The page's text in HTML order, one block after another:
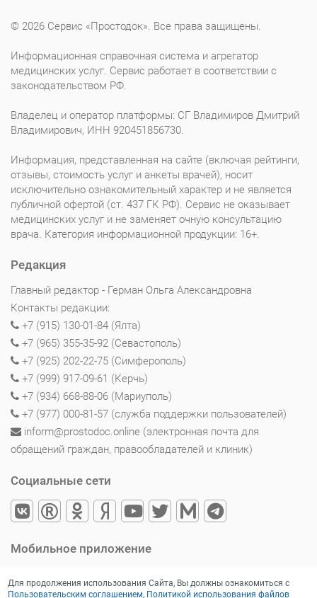
© 2026 Сервис «Простодок». Все права защищены.
Информационная справочная система и агрегатор
медицинских услуг. Сервис работает в соответствии с
законодательством РФ.
Владелец и оператор платформы: СГ Владимиров Дмитрий
Владимирович, ИНН 920451856730.
Информация, представленная на сайте (включая рейтинги,
отзывы, стоимость услуг и анкеты врачей), носит
исключительно ознакомительный характер и не является
публичной офертой (ст. 437 ГК РФ). Сервис не оказывает
медицинских услуг и не заменяет очную консультацию
врача. Категория информационной продукции: 16+.
Редакция
Главный редактор - Герман Ольга Александровна
Контакты редакции:
+7 (915) 130-01-84 (Ялта)
+7 (965) 355-35-92 (Севастополь)
+7 (925) 202-22-75 (Симферополь)
+7 (999) 917-09-61 (Керчь)
+7 (934) 668-88-06 (Мариуполь)
+7 (977) 000-81-57 (служба поддержки пользователей)
inform@prostodoc.online (электронная почта для
обращений граждан, правообладателей и клиник)
Социальные сети
Мобильное приложение
Для продолжения использования Сайта, Вы должны ознакомиться с
Пользовательским соглашением, Политикой использования файлов